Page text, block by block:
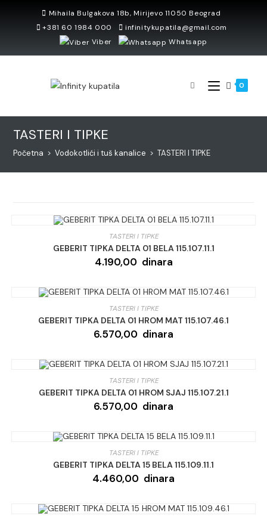
Mihaila Bulgakova 18b, Mirijevo 11050 Beograd
+381 60 1984 000
infinitykupatila@gmail.com
Viber
Whatsapp
0
TASTERI I TIPKE
Početna > Vodokotlići i tuš kanalice > TASTERI I TIPKE
TASTERI I TIPKE
GEBERIT TIPKA DELTA 01 BELA 115.107.11.1
4.190,00 dinara
TASTERI I TIPKE
GEBERIT TIPKA DELTA 01 HROM MAT 115.107.46.1
6.570,00 dinara
TASTERI I TIPKE
GEBERIT TIPKA DELTA 01 HROM SJAJ 115.107.21.1
6.570,00 dinara
TASTERI I TIPKE
GEBERIT TIPKA DELTA 15 BELA 115.109.11.1
4.460,00 dinara